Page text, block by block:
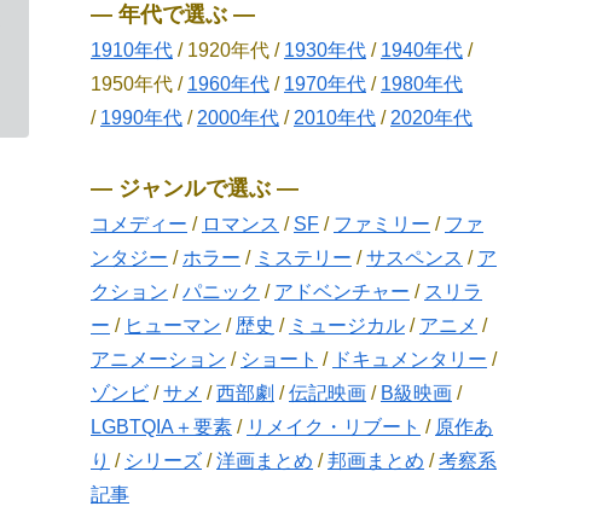
― 年代で選ぶ ―
1910年代 / 1920年代 / 1930年代 / 1940年代 /
1950年代 / 1960年代 / 1970年代 / 1980年代
/ 1990年代 / 2000年代 / 2010年代 / 2020年代
― ジャンルで選ぶ ―
コメディー / ロマンス / SF / ファミリー / ファ
ンタジー / ホラー / ミステリー /サスペンス / ア
クション /パニック / アドベンチャー / スリラ
ー / ヒューマン / 歴史 / ミュージカル / アニメ /
アニメーション / ショート / ドキュメンタリー /
ゾンビ /サメ /西部劇 /伝記映画 / B級映画 /
LGBTQIA＋要素 / リメイク・リブート / 原作あ
り / シリーズ /洋画まとめ /邦画まとめ /考察系
記事